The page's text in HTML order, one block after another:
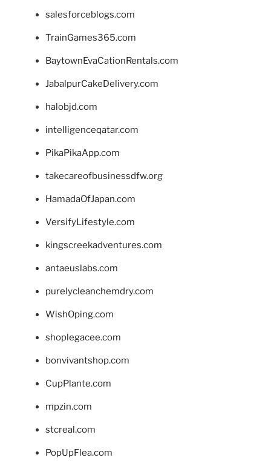
salesforceblogs.com
TrainGames365.com
BaytownEvaCationRentals.com
JabalpurCakeDelivery.com
halobjd.com
intelligenceqatar.com
PikaPikaApp.com
takecareofbusinessdfw.org
HamadaOfJapan.com
VersifyLifestyle.com
kingscreekadventures.com
antaeuslabs.com
purelycleanchemdry.com
WishOping.com
shoplegacee.com
bonvivantshop.com
CupPlante.com
mpzin.com
stcreal.com
PopUpFlea.com